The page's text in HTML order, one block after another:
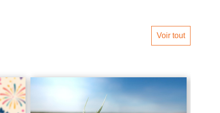
Voir tout